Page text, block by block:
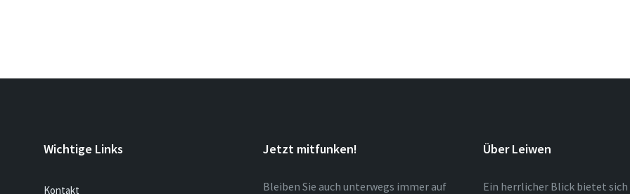
Wichtige Links
Kontakt
Jetzt mitfunken!
Bleiben Sie auch unterwegs immer auf
Über Leiwen
Ein herrlicher Blick bietet sich